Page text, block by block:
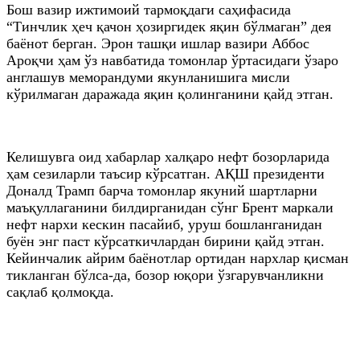
Бош вазир ижтимоий тармоқдаги саҳифасида
“Тинчлик ҳеч қачон ҳозиргидек яқин бўлмаган” дея
баёнот берган. Эрон ташқи ишлар вазири Аббос
Ароқчи ҳам ўз навбатида томонлар ўртасидаги ўзаро
англашув меморандуми якунланишига мисли
кўрилмаган даражада яқин қолинганини қайд этган.
Келишувга оид хабарлар халқаро нефт бозорларида
ҳам сезиларли таъсир кўрсатган. АҚШ президенти
Доналд Трамп барча томонлар якуний шартларни
маъқуллаганини билдирганидан сўнг Брент маркали
нефт нархи кескин пасайиб, уруш бошланганидан
буён энг паст кўрсаткичлардан бирини қайд этган.
Кейинчалик айрим баёнотлар ортидан нархлар қисман
тикланган бўлса-да, бозор юқори ўзгарувчанликни
сақлаб қолмоқда.